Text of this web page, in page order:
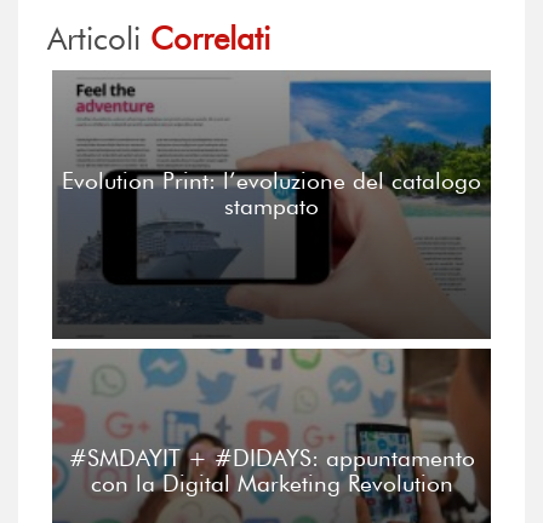
Articoli Correlati
Evolution Print: l’evoluzione del catalogo
stampato
#SMDAYIT + #DIDAYS: appuntamento
con la Digital Marketing Revolution